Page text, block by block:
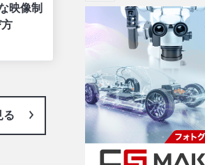
映像制
る